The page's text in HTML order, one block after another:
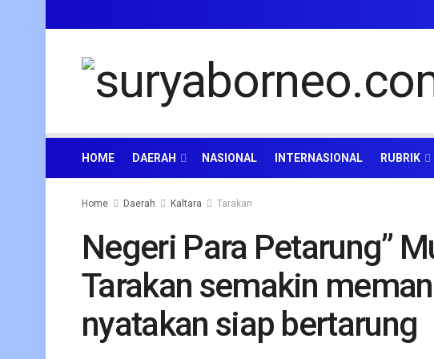
HOME DAERAH NASIONAL INTERNASIONAL RUBRIK
Home Daerah Kaltara Tarakan
Negeri Para Petarung”
Tarakan semakin
nyatakan siap bertarung